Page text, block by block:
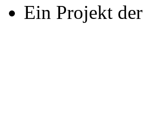
Ein Projekt der